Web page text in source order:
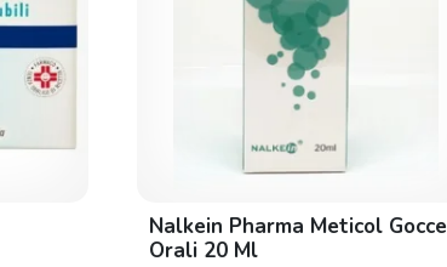
Nalkein Pharma Meticol Gocce
Orali 20 Ml